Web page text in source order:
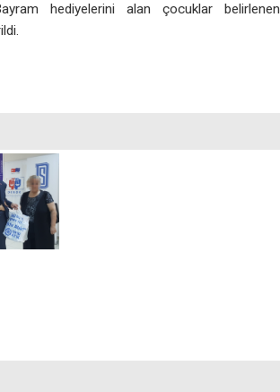
hediyelerini alan çocuklar belirlenen